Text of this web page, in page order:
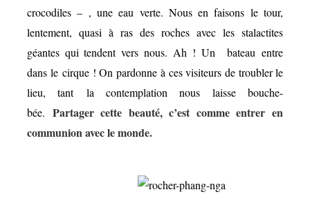
crocodiles – , une eau verte. Nous en faisons le tour,
lentement, quasi à ras des roches avec les stalactites
géantes qui tendent vers nous. Ah ! Un bateau entre
dans le cirque ! On pardonne à ces visiteurs de troubler le
lieu, tant la contemplation nous laisse bouche-
bée. Partager cette beauté, c’est comme entrer en
communion avec le monde.